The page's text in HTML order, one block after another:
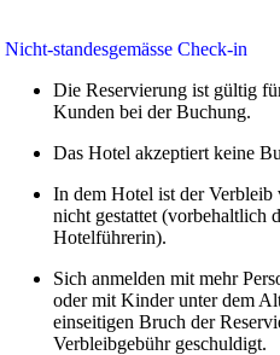
Nicht-standesgemässe Check-in
Die Reservierung ist gültig
Kunden bei der Buchung.
Das Hotel akzeptiert keine
In dem Hotel ist der
nicht gestattet (vorbehaltlich
Hotelführerin).
Sich anmelden mit mehr
oder mit Kinder unter dem
einseitigen Bruch der
Verbleibgebühr geschuldigt.